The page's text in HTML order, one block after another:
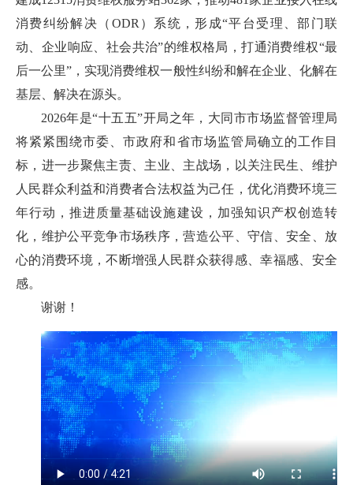
消费纠纷解决（ODR）系统，形成“平台受理、部门联
动、企业响应、社会共治”的维权格局，打通消费维权“最
后一公里”，实现消费维权一般性纠纷和解在企业、化解在
基层、解决在源头。
2026年是“十五五”开局之年，大同市市场监督管理局
将紧紧围绕市委、市政府和省市场监管局确立的工作目
标，进一步聚焦主责、主业、主战场，以关注民生、维护
人民群众利益和消费者合法权益为己任，优化消费环境三
年行动，推进质量基础设施建设，加强知识产权创造转
化，维护公平竞争市场秩序，营造公平、守信、安全、放
心的消费环境，不断增强人民群众获得感、幸福感、安全
感。
谢谢！